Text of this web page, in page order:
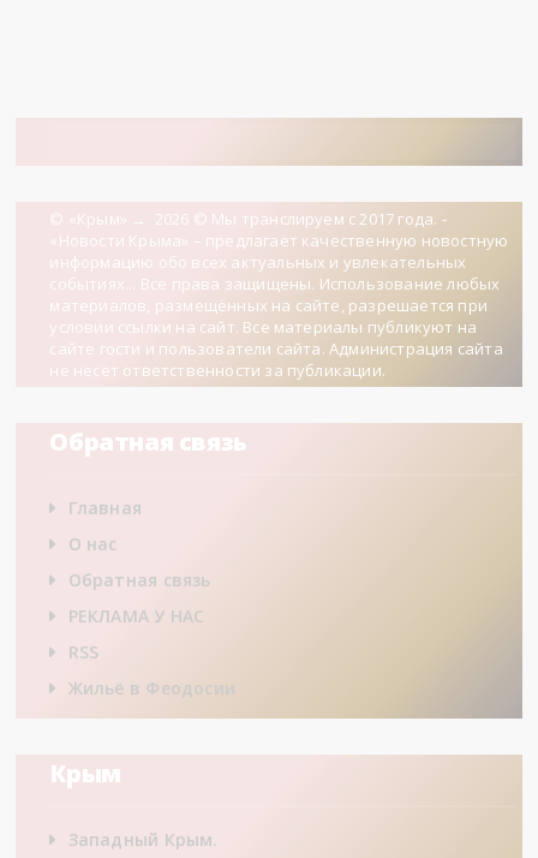
© «Крым» → 2026 © Мы транслируем с 2017 года. -
«Новости Крыма» – предлагает качественную новостную
информацию обо всех актуальных и увлекательных
событиях... Все права защищены. Использование любых
материалов, размещённых на сайте, разрешается при
условии ссылки на сайт. Все материалы публикуют на
сайте гости и пользователи сайта. Администрация сайта
не несет ответственности за публикации.
Обратная связь
Главная
О нас
Обратная связь
РЕКЛАМА У НАС
RSS
Жильё в Феодосии
Крым
Западный Крым.